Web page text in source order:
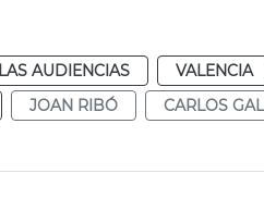
AUDIENCIAS
VALENCIA
JOAN RIBÓ
CARLOS